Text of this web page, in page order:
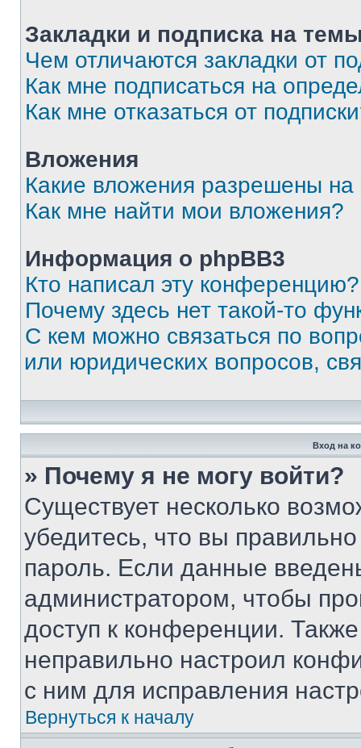
Закладки и подписка на
Чем отличаются закладки от
Как мне подписаться на
Как мне отказаться от
Вложения
Какие вложения разрешены
Как мне найти мои вложения?
Информация о phpBB3
Кто написал эту конференцию?
Почему здесь нет такой-то
С кем можно связаться по
или юридических вопросов,
Вход на
» Почему я не могу войти?
Существует несколько
убедитесь, что вы
пароль. Если данные
администратором, чтобы
доступ к конференции.
неправильно настроил
с ним для исправления
Вернуться к началу